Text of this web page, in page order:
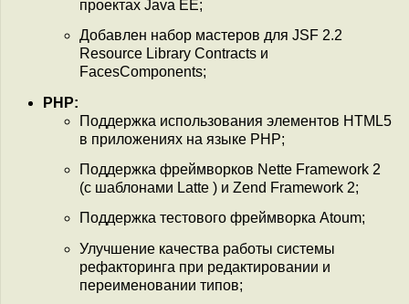
проектах Java EE;
Добавлен набор мастеров для JSF 2.2
Resource Library Contracts и
FacesComponents;
PHP:
Поддержка использования элементов HTML5
в приложениях на языке PHP;
Поддержка фреймворков Nette Framework 2
(с шаблонами Latte ) и Zend Framework 2;
Поддержка тестового фреймворка Atoum;
Улучшение качества работы системы
рефакторинга при редактировании и
переименовании типов;